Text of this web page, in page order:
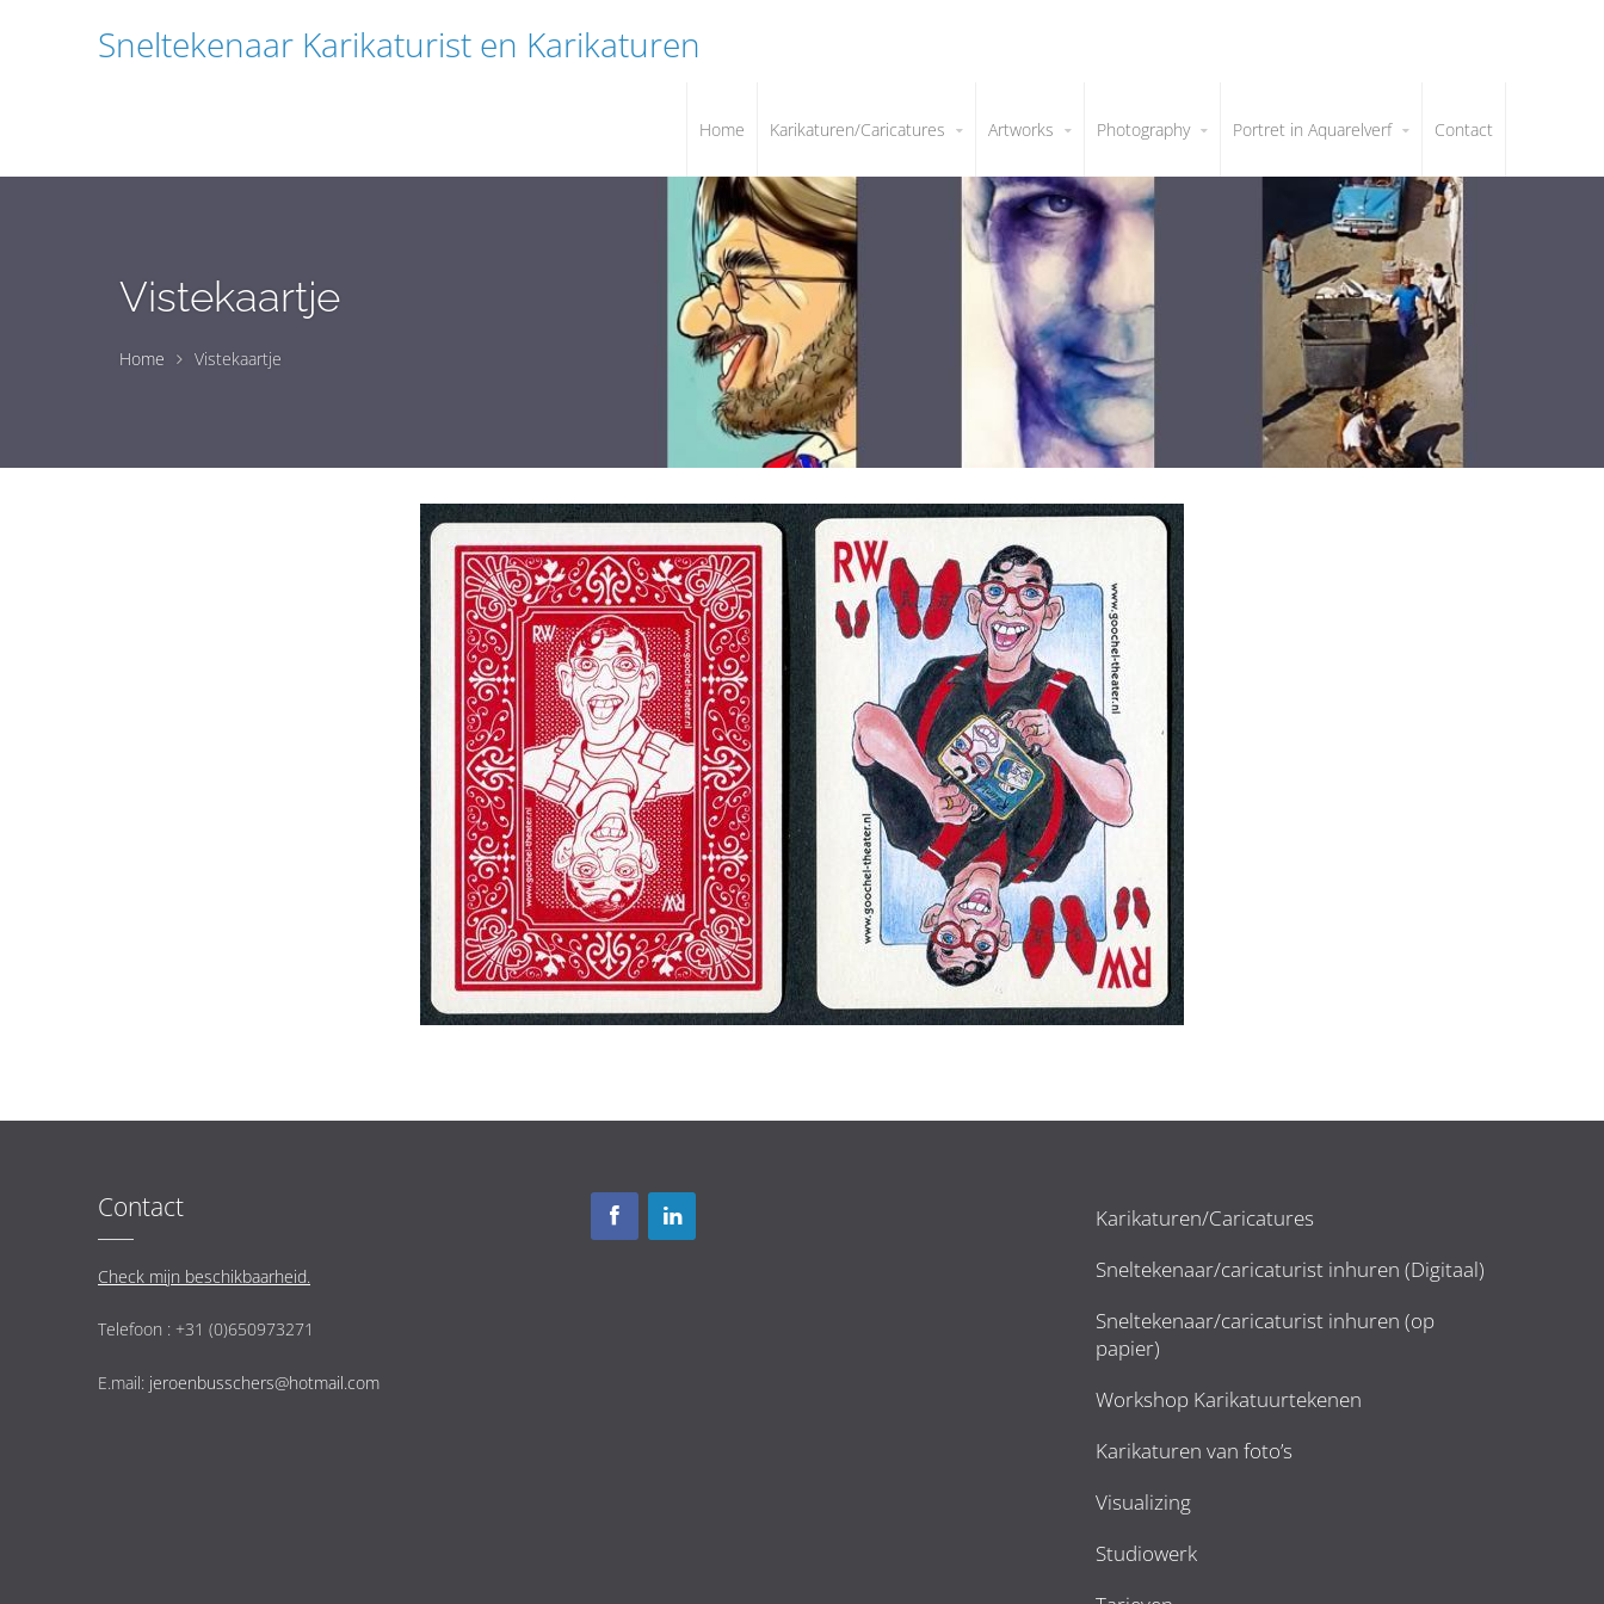
Sneltekenaar Karikaturist en Karikaturen
Home Karikaturen/Caricatures Artworks Photography Portret in Aquarelverf Contact
Vistekaartje
Home Vistekaartje
Contact
Check mijn beschikbaarheid.
Telefoon : +31 (0)650973271
E.mail: jeroenbusschers@hotmail.com
Karikaturen/Caricatures
Sneltekenaar/caricaturist inhuren (Digitaal)
Sneltekenaar/caricaturist inhuren (op
papier)
Workshop Karikatuurtekenen
Karikaturen van foto’s
Visualizing
Studiowerk